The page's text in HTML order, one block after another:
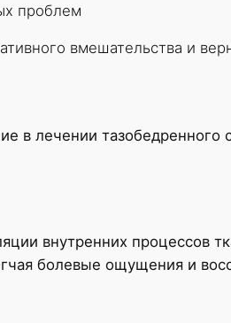
проблем
вмешательства и
в лечении
внутренних процессов
болевые ощущения и